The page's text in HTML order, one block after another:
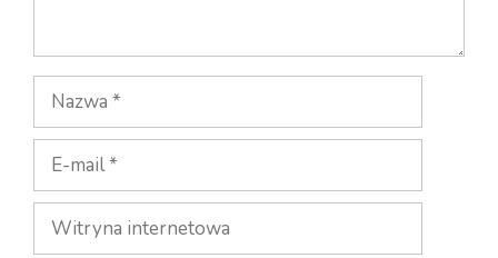
Nazwa
mail
Witryna
internetowa